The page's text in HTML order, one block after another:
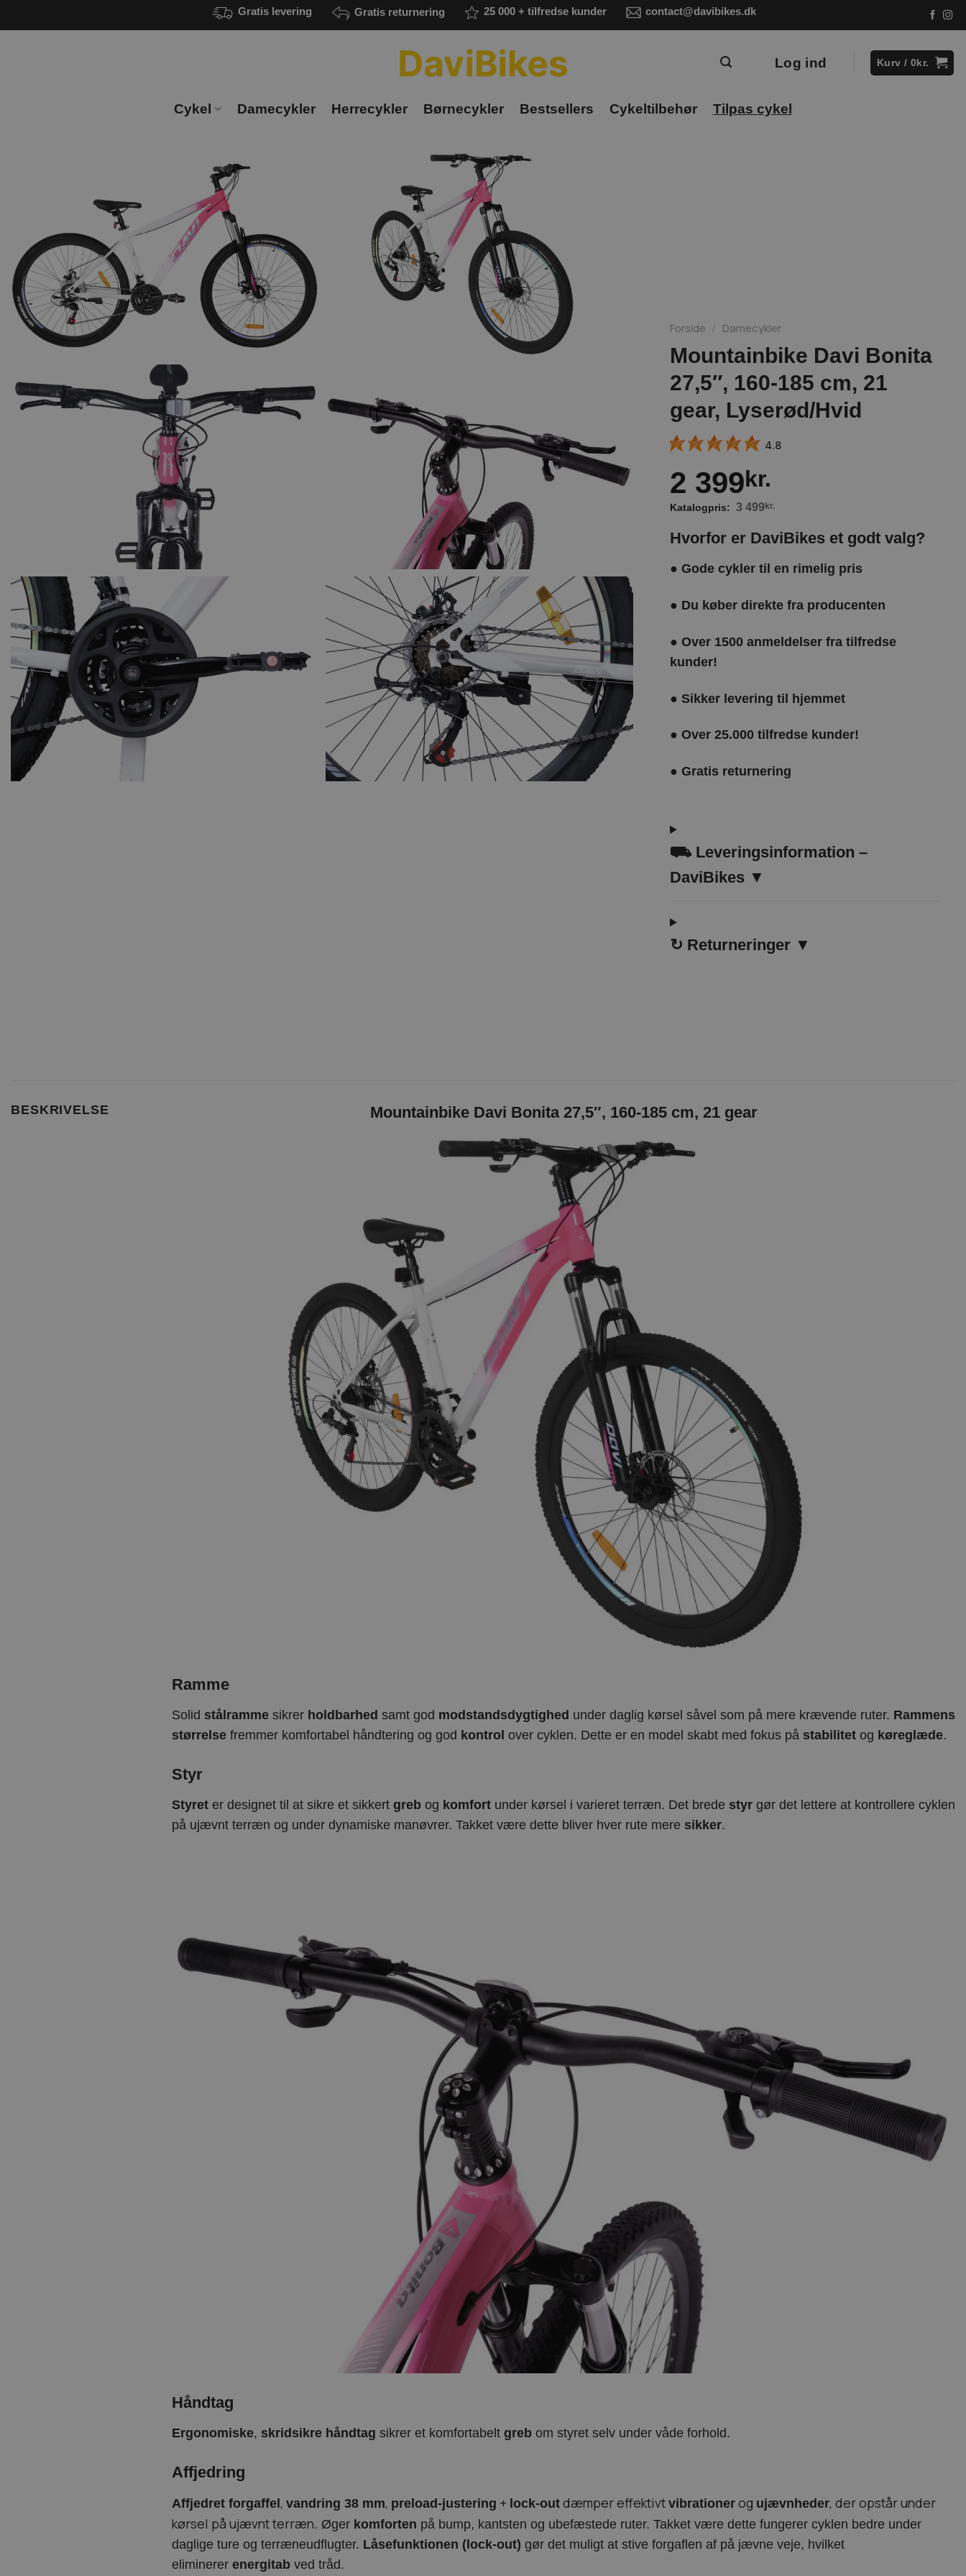
til
Gratis levering Gratis returnering 25 000 + tilfredse kunder contact@davibikes.dk
Log ind Kurv / 0kr.
Cykel Damecykler Herrecykler Børnecykler Bestsellers Cykeltilbehør Tilpas cykel
Forside / Damecykler
Mountainbike Davi Bonita
27,5″, 160-185 cm, 21
gear, Lyserød/Hvid
4.8
2 399kr.
3 499 kr.
Hvorfor er DaviBikes et godt valg?
● Gode cykler til en rimelig pris
● Du køber direkte fra producenten
● Over 1500 anmeldelser fra tilfredse
kunder!
● Sikker levering til hjemmet
● Over 25.000 tilfredse kunder!
● Gratis returnering
⛟ Leveringsinformation –
DaviBikes ▼
↻ Returneringer ▼
BESKRIVELSE Mountainbike Davi Bonita 27,5″, 160-185 cm, 21 gear
Ramme
Solid stålramme sikrer holdbarhed samt god modstandsdygtighed under daglig kørsel såvel som på mere krævende ruter. Rammens
størrelse fremmer komfortabel håndtering og god kontrol over cyklen. Dette er en model skabt med fokus på stabilitet og køreglæde.
Styr
Styret er designet til at sikre et sikkert greb og komfort under kørsel i varieret terræn. Det brede styr gør det lettere at kontrollere cyklen
på ujævnt terræn og under dynamiske manøvrer. Takket være dette bliver hver rute mere sikker.
Håndtag
Ergonomiske, skridsikre håndtag sikrer et komfortabelt greb om styret selv under våde forhold.
Affjedring
Affjedret forgaffel, vandring 38 mm, preload-justering + lock-out dæmper effektivt vibrationer og ujævnheder, der opstår under
kørsel på ujævnt terræn. Øger komforten på bump, kantsten og ubefæstede ruter. Takket være dette fungerer cyklen bedre under
daglige ture og terræneudflugter. Låsefunktionen (lock-out) gør det muligt at stive forgaflen af på jævne veje, hvilket
eliminerer energitab ved tråd.